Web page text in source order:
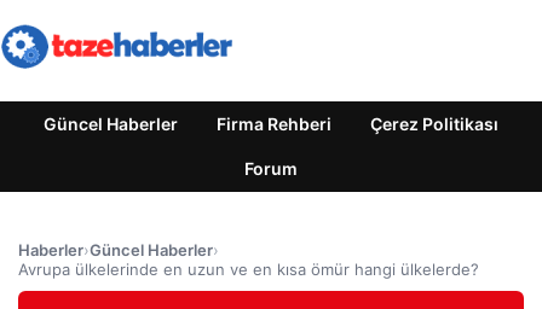
Güncel Haberler Firma Rehberi Çerez Politikası
Forum
Haberler›Güncel Haberler›
Avrupa ülkelerinde en uzun ve en kısa ömür hangi ülkelerde?